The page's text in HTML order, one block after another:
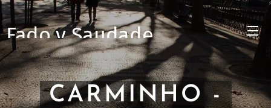
Fado y Saudade
CARMINHO -